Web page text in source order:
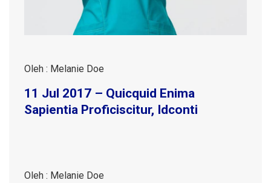
Oleh : Melanie Doe
11 Jul 2017 – Quicquid Enima
Sapientia Proficiscitur, Idconti
Oleh : Melanie Doe